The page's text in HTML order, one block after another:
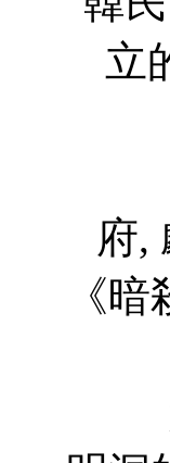
立
為
府,
《
大